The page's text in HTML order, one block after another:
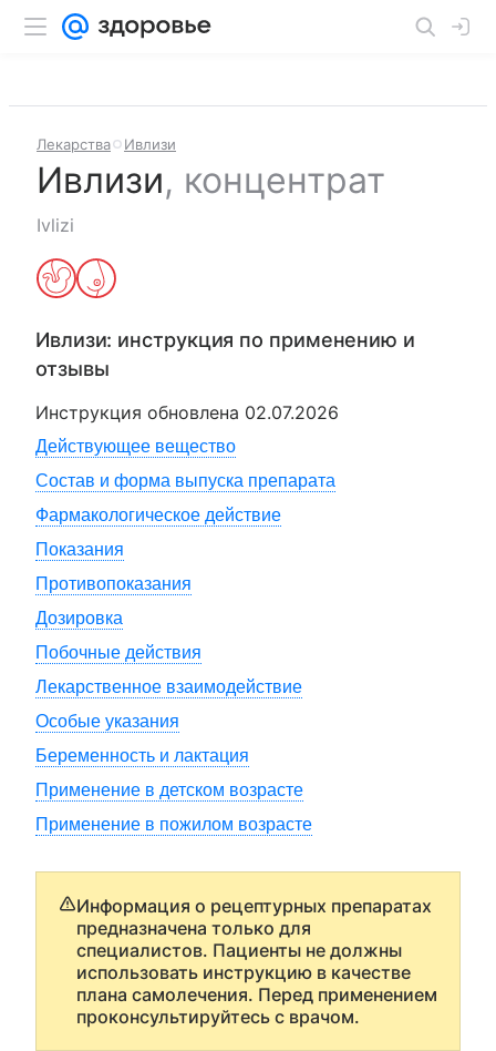
Лекарства Ивлизи
Ивлизи, концентрат
Ivlizi
Ивлизи: инструкция по применению и
отзывы
Инструкция обновлена 02.07.2026
Действующее вещество
Состав и форма выпуска препарата
Фармакологическое действие
Показания
Противопоказания
Дозировка
Побочные действия
Лекарственное взаимодействие
Особые указания
Беременность и лактация
Применение в детском возрасте
Применение в пожилом возрасте
Информация о рецептурных препаратах
предназначена только для
специалистов. Пациенты не должны
использовать инструкцию в качестве
плана самолечения. Перед применением
проконсультируйтесь с врачом.